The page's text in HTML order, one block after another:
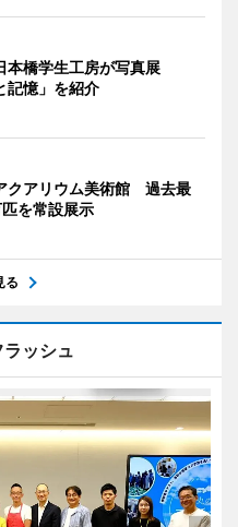
本橋学生工房が写真展
記憶」を紹介
クアリウム美術館 過去最
を常設展示
る
ッシュ